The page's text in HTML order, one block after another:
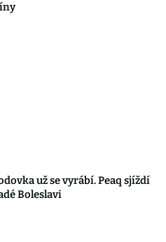
už se vyrábí. Peaq sjíždí
Boleslavi